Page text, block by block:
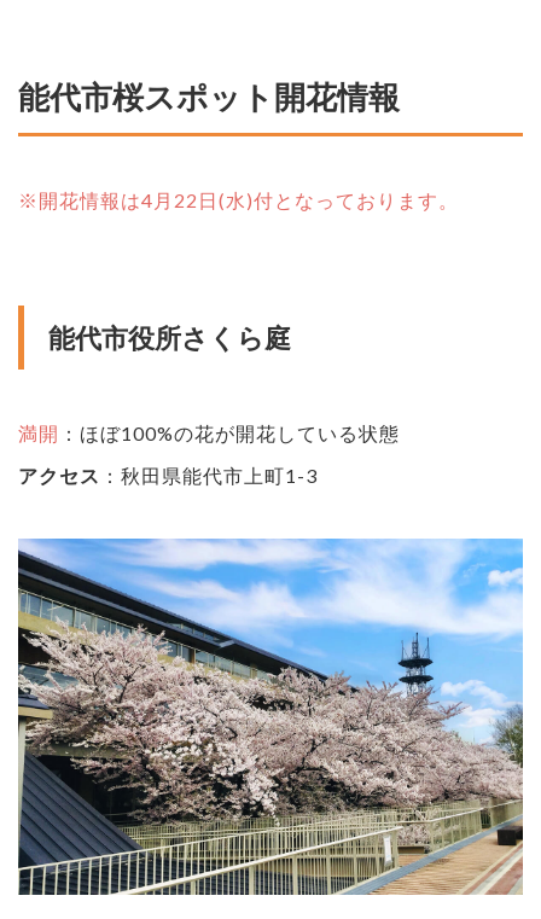
能代市桜スポット開花情報
※開花情報は4月22日(水)付となっております。
能代市役所さくら庭
満開 ：ほぼ100%の花が開花している状態
アクセス ：秋田県能代市上町1-3